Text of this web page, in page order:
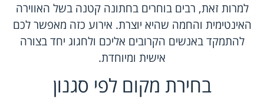
למרות זאת, רבים בוחרים בחתונה קטנה בשל האווירה
האינטימית והחמה שהיא יוצרת. אירוע כזה מאפשר לכם
להתמקד באנשים הקרובים אליכם ולחגוג יחד בצורה
אישית ומיוחדת.
בחירת מקום לפי סגנון